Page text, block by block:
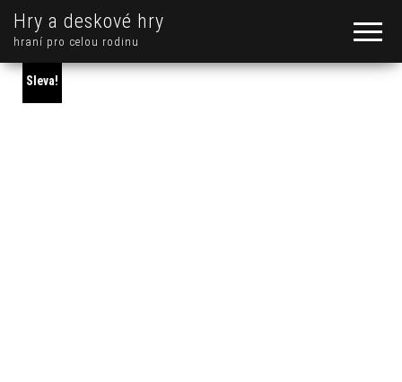
Hry a deskové hry
hraní pro celou rodinu
Sleva!